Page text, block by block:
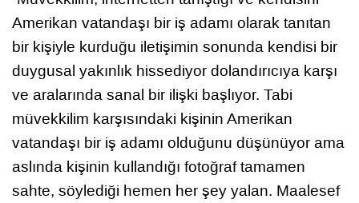
Amerikan vatandaşı bir iş adamı olarak tanıtan
bir kişiyle kurduğu iletişimin sonunda kendisi bir
duygusal yakınlık hissediyor dolandırıcıya karşı
ve aralarında sanal bir ilişki başlıyor. Tabi
müvekkilim karşısındaki kişinin Amerikan
vatandaşı bir iş adamı olduğunu düşünüyor ama
aslında kişinin kullandığı fotoğraf tamamen
sahte, söylediği hemen her şey yalan. Maalesef